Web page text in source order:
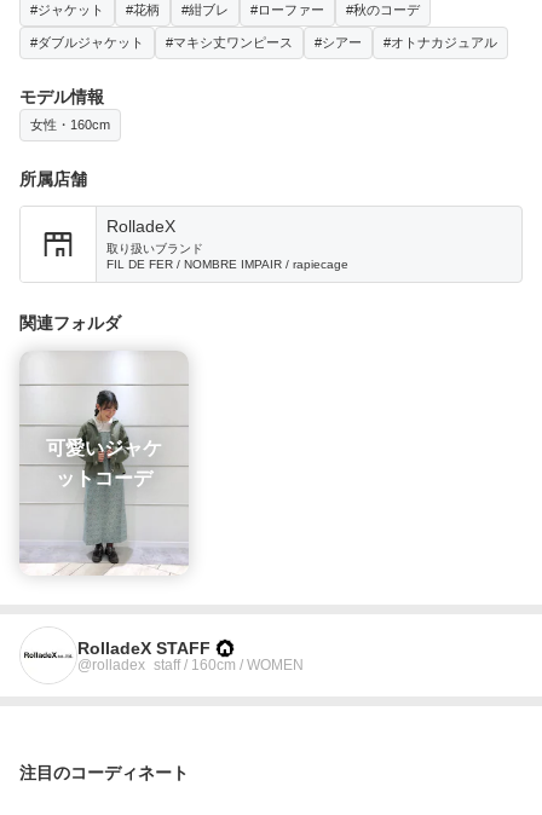
#ジャケット #花柄 #紺ブレ #ローファー #秋のコーデ
#ダブルジャケット #マキシ丈ワンピース #シアー #オトナカジュアル
モデル情報
女性・160cm
所属店舗
RolladeX
取り扱いブランド
FIL DE FER / NOMBRE IMPAIR / rapiecage
関連フォルダ
可愛いジャケ
ットコーデ
RolladeX STAFF
@rolladex_staff / 160cm / WOMEN
注目のコーディネート